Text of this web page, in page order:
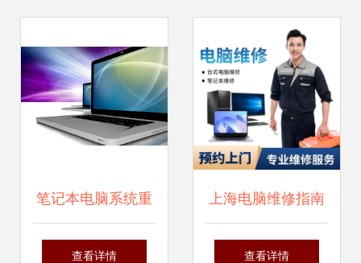
笔记本电脑系统重
装完全指南 步骤与
查看详情
上海电脑维修指南
笔记本与台式机主
查看详情